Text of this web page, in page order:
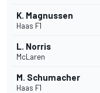
K. Magnussen
Haas F1
L. Norris
McLaren
M. Schumacher
Haas F1